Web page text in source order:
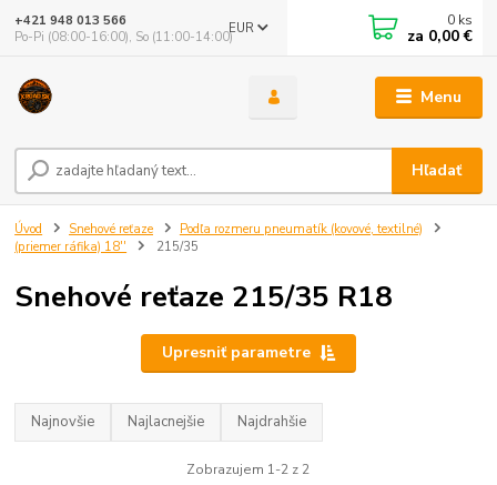
Menu
EUR
Hľadať
+421 948 013 566
Po-Pi (08:00-16:00), So (11:00-14:00)
0 ks
za 0,00 €
Úvod Snehové reťaze
Podľa rozmeru pneumatík (kovové, textilné)
(priemer ráfika) 18''
215/35
Snehové reťaze 215/35 R18
Upresniť parametre
Najnovšie Najlacnejšie Najdrahšie
Zobrazujem 1-2 z 2